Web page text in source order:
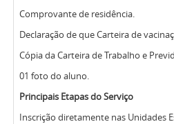
Comprovante de residência.
Declaração de que Carteira de
Cópia da Carteira de Trabalho e
01 foto do aluno.
Principais Etapas do Serviço
Inscrição diretamente nas Unidades